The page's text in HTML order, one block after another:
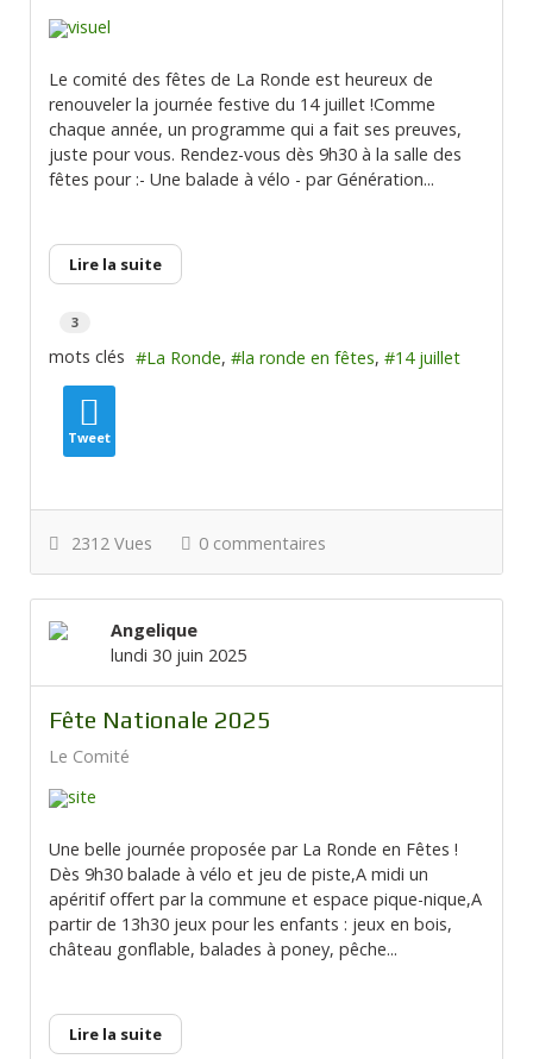
Le comité des fêtes de La Ronde est heureux de
renouveler la journée festive du 14 juillet !Comme
chaque année, un programme qui a fait ses preuves,
juste pour vous. Rendez-vous dès 9h30 à la salle des
fêtes pour :- Une balade à vélo - par Génération...
Lire la suite
3
mots clés La Ronde la ronde en fêtes 14 juillet
Tweet
2312 Vues 0 commentaires
Angelique
lundi 30 juin 2025
Fête Nationale 2025
Le Comité
Une belle journée proposée par La Ronde en Fêtes !
Dès 9h30 balade à vélo et jeu de piste,A midi un
apéritif offert par la commune et espace pique-nique,A
partir de 13h30 jeux pour les enfants : jeux en bois,
château gonflable, balades à poney, pêche...
Lire la suite